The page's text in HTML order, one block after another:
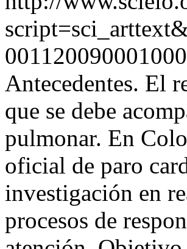
Antecedentes. El
que se debe
pulmonar. En
oficial de paro
investigación en
procesos de